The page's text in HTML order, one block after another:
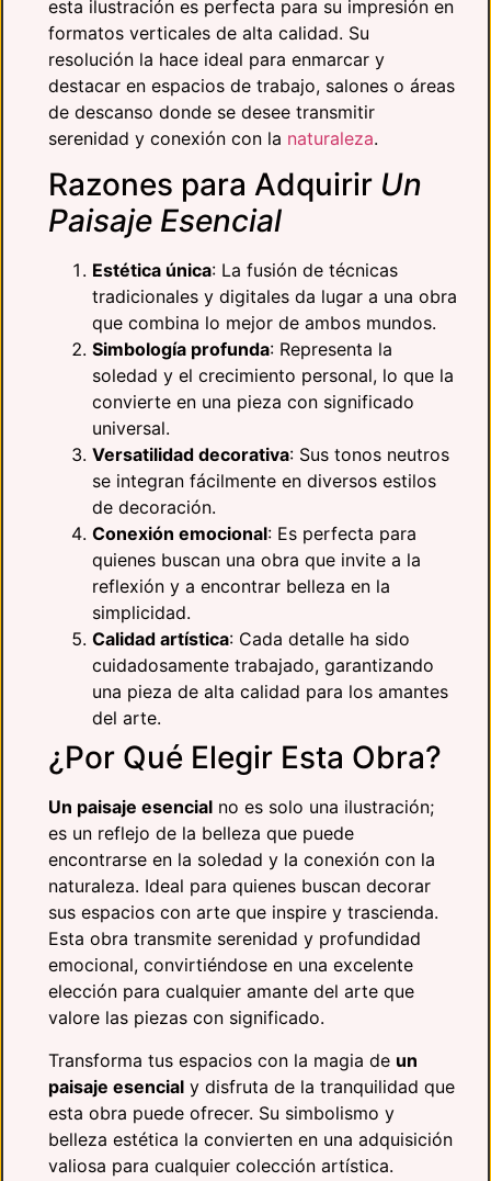
esta ilustración es perfecta para su impresión en
formatos verticales de alta calidad. Su
resolución la hace ideal para enmarcar y
destacar en espacios de trabajo, salones o áreas
de descanso donde se desee transmitir
serenidad y conexión con la naturaleza.
Razones para Adquirir Un
Paisaje Esencial
Estética única: La fusión de técnicas
tradicionales y digitales da lugar a una obra
que combina lo mejor de ambos mundos.
Simbología profunda: Representa la
soledad y el crecimiento personal, lo que la
convierte en una pieza con significado
universal.
Versatilidad decorativa: Sus tonos neutros
se integran fácilmente en diversos estilos
de decoración.
Conexión emocional: Es perfecta para
quienes buscan una obra que invite a la
reflexión y a encontrar belleza en la
simplicidad.
Calidad artística: Cada detalle ha sido
cuidadosamente trabajado, garantizando
una pieza de alta calidad para los amantes
del arte.
¿Por Qué Elegir Esta Obra?
Un paisaje esencial no es solo una ilustración;
es un reflejo de la belleza que puede
encontrarse en la soledad y la conexión con la
naturaleza. Ideal para quienes buscan decorar
sus espacios con arte que inspire y trascienda.
Esta obra transmite serenidad y profundidad
emocional, convirtiéndose en una excelente
elección para cualquier amante del arte que
valore las piezas con significado.
Transforma tus espacios con la magia de un
paisaje esencial y disfruta de la tranquilidad que
esta obra puede ofrecer. Su simbolismo y
belleza estética la convierten en una adquisición
valiosa para cualquier colección artística.